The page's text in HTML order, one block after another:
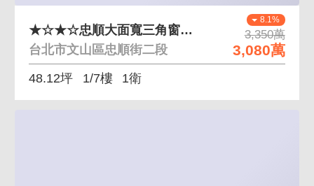
8.1%
3,350萬
3,080萬
★☆★☆忠順大面寬三角窗店面★☆★☆
台北市文山區忠順街二段
48.12坪 1/7樓 1衛